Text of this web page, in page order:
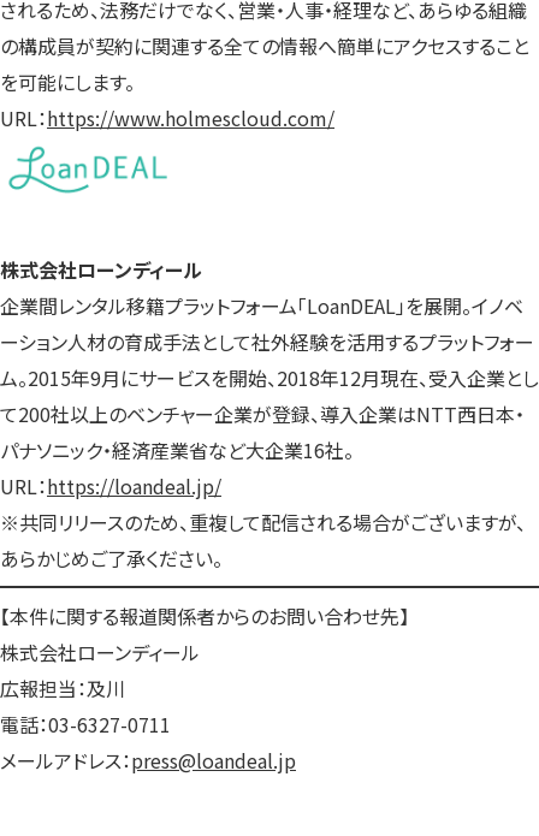
されるため、法務だけでなく、営業・人事・経理など、あらゆる組織
の構成員が契約に関連する全ての情報へ簡単にアクセスすること
を可能にします。
URL：https://www.holmescloud.com/
株式会社ローンディール
企業間レンタル移籍プラットフォーム「LoanDEAL」を展開。イノベ
ーション人材の育成手法として社外経験を活用するプラットフォー
ム。2015年9月にサービスを開始、2018年12月現在、受入企業とし
て200社以上のベンチャー企業が登録、導入企業はNTT西日本・
パナソニック・経済産業省など大企業16社。
URL：https://loandeal.jp/
※共同リリースのため、重複して配信される場合がございますが、
あらかじめご了承ください。
【本件に関する報道関係者からのお問い合わせ先】
株式会社ローンディール
広報担当：及川
電話：03-6327-0711
メールアドレス：press@loandeal.jp